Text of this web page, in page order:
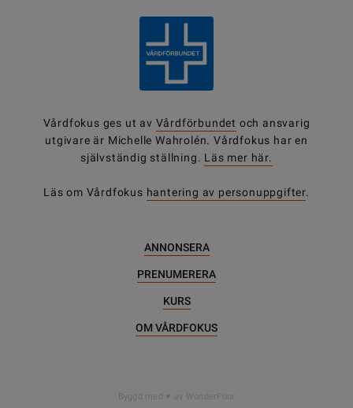
Vårdfokus ges ut av Vårdförbundet och ansvarig
utgivare är Michelle Wahrolén. Vårdfokus har en
självständig ställning. Läs mer här.
Läs om Vårdfokus hantering av personuppgifter.
ANNONSERA
PRENUMERERA
KURS
OM VÅRDFOKUS
Byggd med av WonderFour